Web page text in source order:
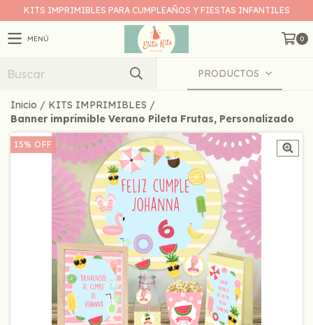
KITS IMPRIMIBLES PARA CUMPLEAÑOS Y FIESTAS INFANTILES
MENÚ 0
PRODUCTOS
Inicio / KITS IMPRIMIBLES /
Banner imprimible Verano Pileta Frutas, Personalizado
15% OFF